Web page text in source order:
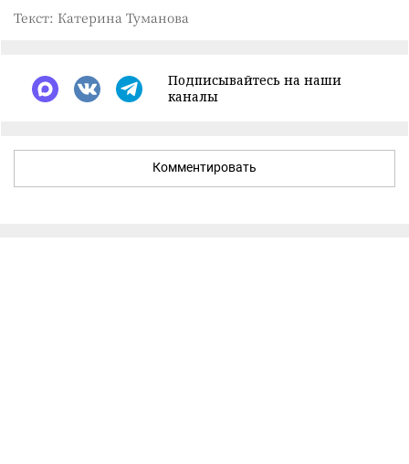
Текст: Катерина Туманова
Подписывайтесь на наши
каналы
Комментировать